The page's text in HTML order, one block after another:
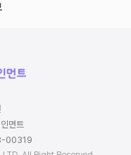
먼트
00319